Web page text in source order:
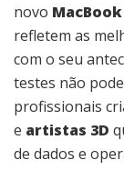
novo
refletem as
com o seu
testes não
profissionais
e artistas 3D
de dados e